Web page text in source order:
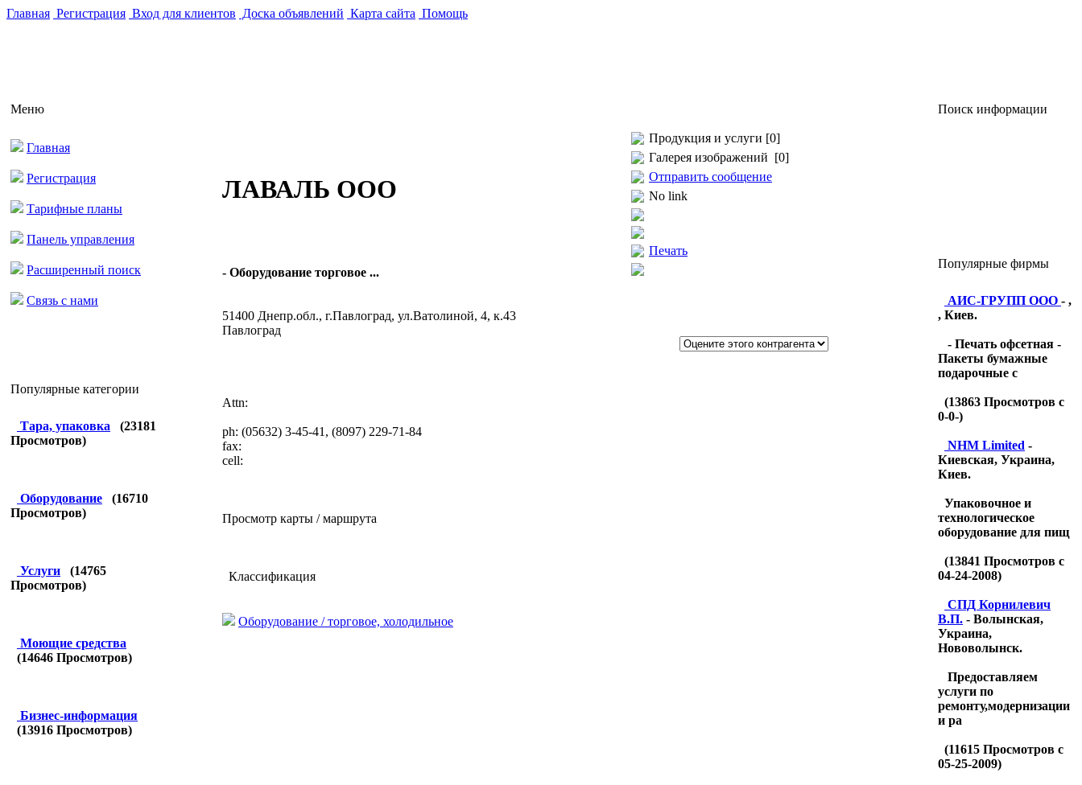
Главная Регистрация Вход для клиентов Доска объявлений Карта сайта Помощь
Меню
Главная
Регистрация
Тарифные планы
Панель управления
Расширенный поиск
Связь с нами
Популярные категории
Тара, упаковка (23181
Просмотров)
Оборудование (16710
Просмотров)
Услуги (14765
Просмотров)
Моющие средства
(14646 Просмотров)
Бизнес-информация
(13916 Просмотров)
ЛАВАЛЬ ООО
- Оборудование торговое ...
51400 Днепр.обл., г.Павлоград, ул.Ватолиной, 4, к.43
Павлоград
Attn:
ph: (05632) 3-45-41, (8097) 229-71-84
fax:
cell:
Просмотр карты / маршрута
Классификация
Оборудование / торговое, холодильное
Продукция и услуги [0]
Галерея изображений [0]
Отправить сообщение
No link
Печать
Поиск информации
Популярные фирмы
АИС-ГРУПП ООО - ,
, Киев.
- Печать офсетная -
Пакеты бумажные
подарочные с
(13863 Просмотров с
0-0-)
NHM Limited -
Киевская, Украина,
Киев.
Упаковочное и
технологическое
оборудование для пищ
(13841 Просмотров с
04-24-2008)
CПД Корнилевич
В.П. - Волынская,
Украина,
Нововолынск.
Предоставляем
услуги по
ремонту,модернизации
и ра
(11615 Просмотров с
05-25-2009)